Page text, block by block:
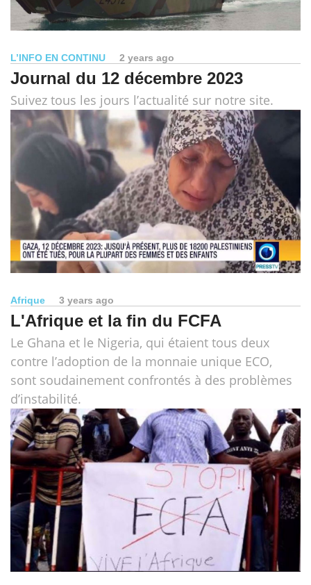
L’INFO EN CONTINU 2 years ago
Journal du 12 décembre 2023
Suivez tous les jours l’actualité sur notre site.
Afrique 3 years ago
L'Afrique et la fin du FCFA
Le Ghana et le Nigeria, qui étaient tous deux
contre l’adoption de la monnaie unique ECO,
sont soudainement confrontés à des problèmes
d’instabilité.